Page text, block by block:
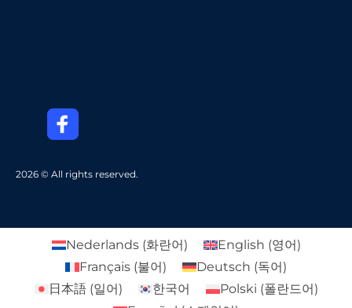
2026 © All rights reserved.
Nederlands(화란어) English (영어)
Français (불어) Deutsch (독어)
日本語(일어) 한국어 Polski (폴란드어)